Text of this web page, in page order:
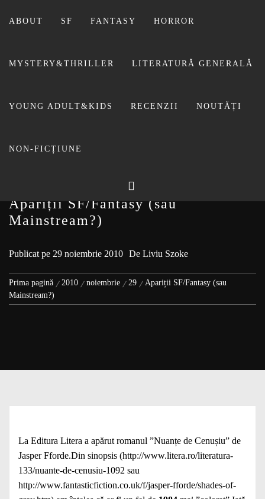
ABOUT SF FANTASY HORROR
MYSTERY&THRILLER LITERATURĂ GENERALĂ
YOUNG ADULT&KIDS RECENZII NOUTĂȚI
NON-FICȚIUNE
BIBLIOTECA LUI
Apariții SF/Fantasy (sau
Mainstream?)
Publicat pe 29 noiembrie 2010 De Liviu Szoke
Prima pagină 2010 noiembrie 29
Apariții SF/Fantasy (sau
Mainstream?)
La Editura Litera a apărut romanul ”Nuanțe de Cenușiu” de
Jasper Fforde.Din sinopsis (http://www.litera.ro/literatura-
133/nuante-de-cenusiu-1092 sau
http://www.fantasticfiction.co.uk/f/jasper-fforde/shades-of-